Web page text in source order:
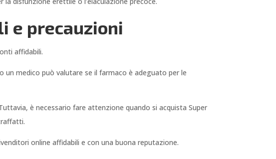
e precauzioni
affidabili.
medico può valutare se il farmaco è adeguato per le
è necessario fare attenzione quando si acquista Super
online affidabili e con una buona reputazione.